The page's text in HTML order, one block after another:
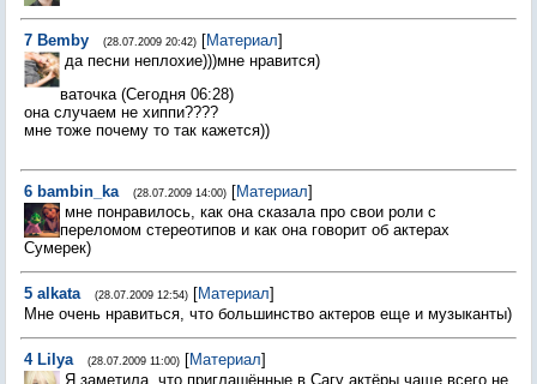
7 Bemby (28.07.2009 20:42) [Материал]
да песни неплохие)))мне нравится)
ваточка (Сегодня 06:28)
она случаем не хиппи????
мне тоже почему то так кажется))
6 bambin_ka (28.07.2009 14:00) [Материал]
мне понравилось, как она сказала про свои роли с
переломом стереотипов и как она говорит об актерах
Сумерек)
5 alkata (28.07.2009 12:54) [Материал]
Мне очень нравиться, что большинство актеров еще и музыканты)
4 Lilya (28.07.2009 11:00) [Материал]
Я заметила, что приглашённые в Сагу актёры чаще всего не